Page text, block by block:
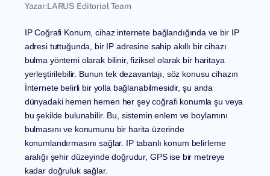
Yazar:LARUS Editorial Team
IP Coğrafi Konum, cihaz internete bağlandığında ve bir IP
adresi tuttuğunda, bir IP adresine sahip akıllı bir cihazı
bulma yöntemi olarak bilinir, fiziksel olarak bir haritaya
yerleştirilebilir. Bunun tek dezavantajı, söz konusu cihazın
İnternete belirli bir yolla bağlanabilmesidir, şu anda
dünyadaki hemen hemen her şey coğrafi konumla şu veya
bu şekilde bulunabilir. Bu, sistemin enlem ve boylamını
bulmasını ve konumunu bir harita üzerinde
konumlandırmasını sağlar. IP tabanlı konum belirleme
aralığı şehir düzeyinde doğrudur, GPS ise bir metreye
kadar doğruluk sağlar.